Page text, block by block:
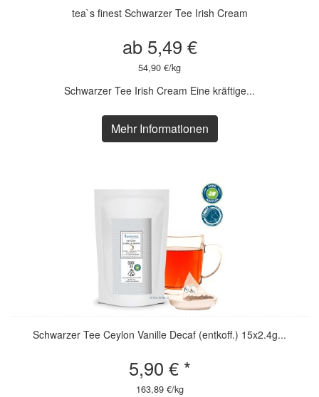
tea`s finest Schwarzer Tee Irish Cream
ab 5,49 €
54,90 €/kg
Schwarzer Tee Irish Cream Eine kräftige...
Mehr Informationen
Schwarzer Tee Ceylon Vanille Decaf (entkoff.) 15x2.4g...
5,90 € *
163,89 €/kg